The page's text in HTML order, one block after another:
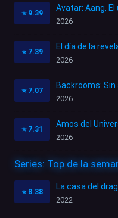
⭐ 9.39
Avatar: Aang,
2026
⭐ 7.39
El día de la
2026
⭐ 7.07
Backrooms: Sin
2026
⭐ 7.31
Amos del
2026
Series: Top de la
⭐ 8.38
La casa del
2022